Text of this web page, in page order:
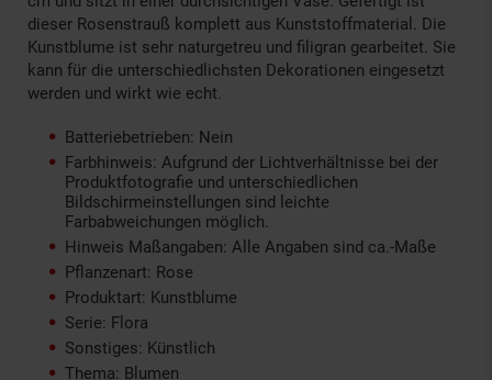
dieser Rosenstrauß komplett aus Kunststoffmaterial. Die
Kunstblume ist sehr naturgetreu und filigran gearbeitet. Sie
kann für die unterschiedlichsten Dekorationen eingesetzt
werden und wirkt wie echt.
Batteriebetrieben: Nein
Farbhinweis: Aufgrund der Lichtverhältnisse bei der
Produktfotografie und unterschiedlichen
Bildschirmeinstellungen sind leichte
Farbabweichungen möglich.
Hinweis Maßangaben: Alle Angaben sind ca.-Maße
Pflanzenart: Rose
Produktart: Kunstblume
Serie: Flora
Sonstiges: Künstlich
Thema: Blumen